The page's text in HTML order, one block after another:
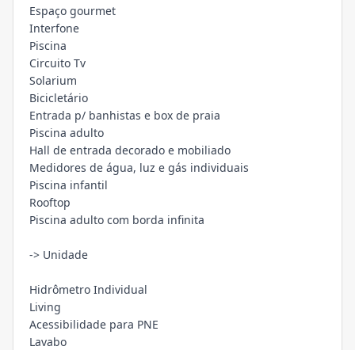
Espaço gourmet
Interfone
Piscina
Circuito Tv
Solarium
Bicicletário
Entrada p/ banhistas e box de praia
Piscina adulto
Hall de entrada decorado e mobiliado
Medidores de água, luz e gás individuais
Piscina infantil
Rooftop
Piscina adulto com borda infinita
-> Unidade
Hidrômetro Individual
Living
Acessibilidade para PNE
Lavabo